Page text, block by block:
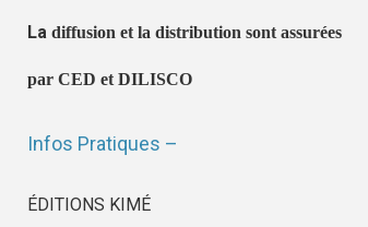
La diffusion et la distribution sont assurées
par CED et DILISCO
Infos Pratiques –
ÉDITIONS KIMÉ